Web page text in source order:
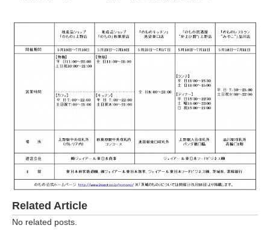
Related Article
No related posts.